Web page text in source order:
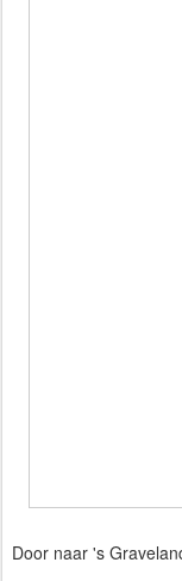
Door naar 's